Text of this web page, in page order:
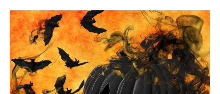
Halloween ball open to all, organized by the Comité des
fêtes.